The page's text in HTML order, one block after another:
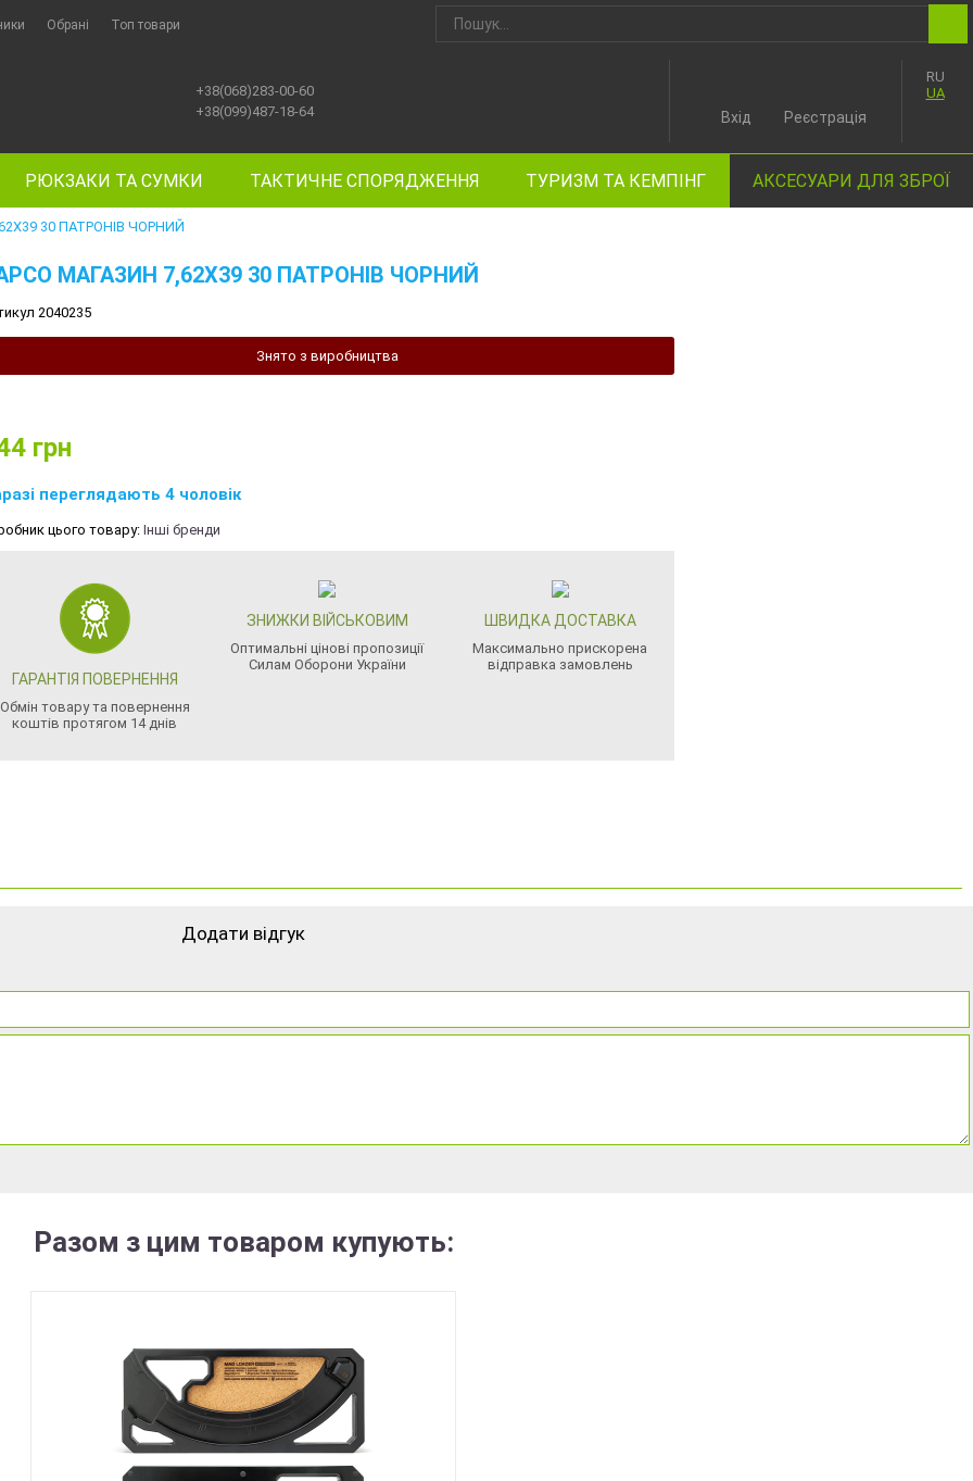
Обрані Топ товари
+38(068)283-00-60
+38(099)487-18-64
RU
UA
Вхід Реєстрація
РЮКЗАКИ ТА СУМКИ ТАКТИЧНЕ СПОРЯДЖЕННЯ ТУРИЗМ ТА КЕМПІНГ АКСЕСУАРИ ДЛЯ ЗБРОЇ
30 ПАТРОНІВ ЧОРНИЙ
МАГАЗИН 7,62Х39 30 ПАТРОНІВ ЧОРНИЙ
2040235
Знято з виробництва
грн
переглядають 4 чоловік
цього товару: Інші бренди
ГАРАНТІЯ ПОВЕРНЕННЯ
Обмін товару та повернення
коштів протягом 14 днів
ЗНИЖКИ ВІЙСЬКОВИМ
Оптимальні цінові пропозиції
Силам Оборони України
ШВИДКА ДОСТАВКА
Максимально прискорена
відправка замовлень
Додати відгук
Разом з цим товаром купують: